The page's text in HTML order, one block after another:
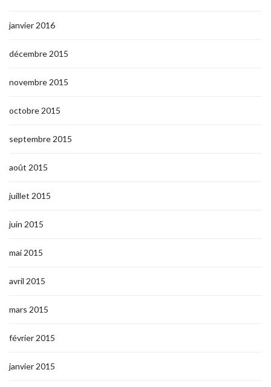
janvier 2016
décembre 2015
novembre 2015
octobre 2015
septembre 2015
août 2015
juillet 2015
juin 2015
mai 2015
avril 2015
mars 2015
février 2015
janvier 2015